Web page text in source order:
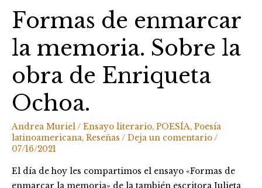
Formas de enmarcar
la memoria. Sobre la
obra de Enriqueta
Ochoa.
Andrea Muriel/ Ensayo literario, POESÍA, Poesía
latinoamericana, Reseñas / Deja un comentario/
07/16/2021
El día de hoy les compartimos el ensayo «Formas de
enmarcar
la
memoria.
la
de
Ochoa.